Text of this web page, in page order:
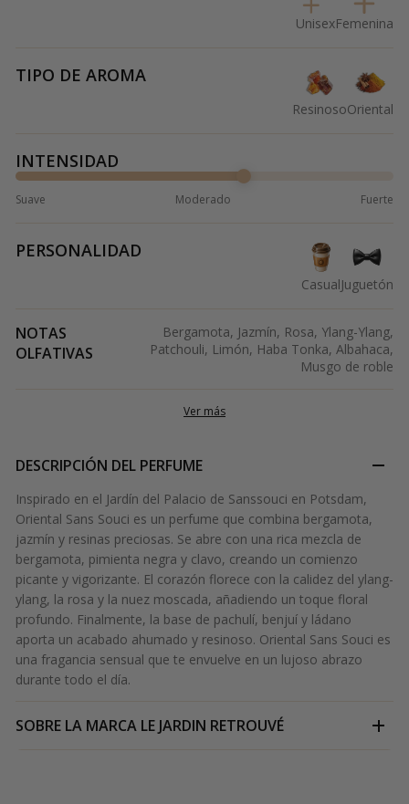
UnisexFemenina
TIPO DE AROMA
ResinosoOriental
INTENSIDAD
Suave Moderado Fuerte
PERSONALIDAD
CasualJuguetón
NOTAS
OLFATIVAS
Bergamota, Jazmín, Rosa, Ylang-Ylang,
Patchouli, Limón, Haba Tonka, Albahaca,
Musgo de roble
Ver más
DESCRIPCIÓN DEL PERFUME
Inspirado en el Jardín del Palacio de Sanssouci en Potsdam,
Oriental Sans Souci es un perfume que combina bergamota,
jazmín y resinas preciosas. Se abre con una rica mezcla de
bergamota, pimienta negra y clavo, creando un comienzo
picante y vigorizante. El corazón florece con la calidez del ylang-
ylang, la rosa y la nuez moscada, añadiendo un toque floral
profundo. Finalmente, la base de pachulí, benjuí y ládano
aporta un acabado ahumado y resinoso. Oriental Sans Souci es
una fragancia sensual que te envuelve en un lujoso abrazo
durante todo el día.
SOBRE LA MARCA LE JARDIN RETROUVÉ